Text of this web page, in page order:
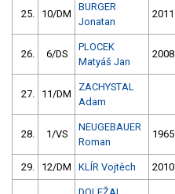
25. 10/DM
BURGER
Jonatan
2011
26. 6/DS
PLOCEK
Matyáš Jan
2008
27. 11/DM
ZACHYSTAL
Adam
28. 1/VS
NEUGEBAUER
Roman
1965
29. 12/DM KLÍR Vojtěch 2010